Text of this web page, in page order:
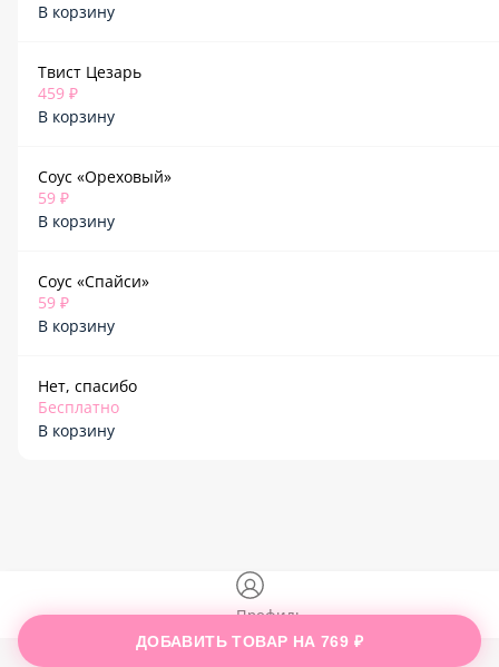
В корзину
Твист Цезарь
459 ₽
В корзину
Соус «Ореховый»
59 ₽
В корзину
Соус «Спайси»
59 ₽
В корзину
Нет, спасибо
Бесплатно
В корзину
ДОБАВИТЬ ТОВАР НА769 ₽
Профиль